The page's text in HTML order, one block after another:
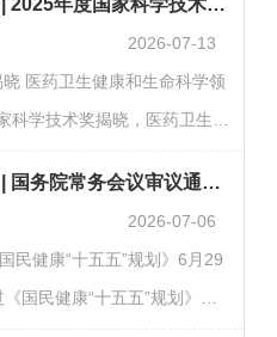
习近平提出4点意见，第一，
第二，强化风险意识，确保
蓄，促进文明互鉴。第四，倡
新华社）· 国务院印发《国
前印发《国民健康“十五五”…
2026-07-13
医药卫生健康和生命科学领
学技术奖揭晓，医药卫生健
家自然科学奖二等奖，“脑血
术、系统及应用”等4项成果
大心血管疾病精准介入诊疗关
科学技术进步奖二等奖。（健
医疗信息化周报 第540期 | 国务院常务会议审议通过《国民健康“十五五”规划》
2026-07-06
民健康“十五五”规划》6月29
国民健康“十五五”规划》，